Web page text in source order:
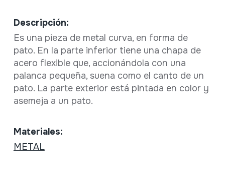
Descripción:
Es una pieza de metal curva, en forma de
pato. En la parte inferior tiene una chapa de
acero flexible que, accionándola con una
palanca pequeña, suena como el canto de un
pato. La parte exterior está pintada en color y
asemeja a un pato.
Materiales:
METAL